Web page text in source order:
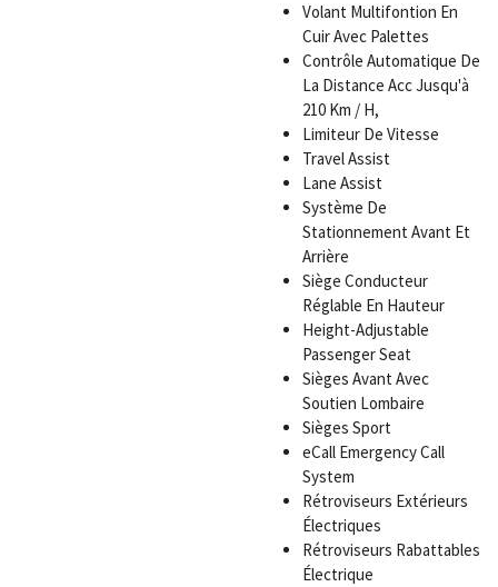
Volant Multifontion En
Cuir Avec Palettes
Contrôle Automatique De
La Distance Acc Jusqu'à
210 Km / H,
Limiteur De Vitesse
Travel Assist
Lane Assist
Système De
Stationnement Avant Et
Arrière
Siège Conducteur
Réglable En Hauteur
Height-Adjustable
Passenger Seat
Sièges Avant Avec
Soutien Lombaire
Sièges Sport
eCall Emergency Call
System
Rétroviseurs Extérieurs
Électriques
Rétroviseurs Rabattables
Électrique